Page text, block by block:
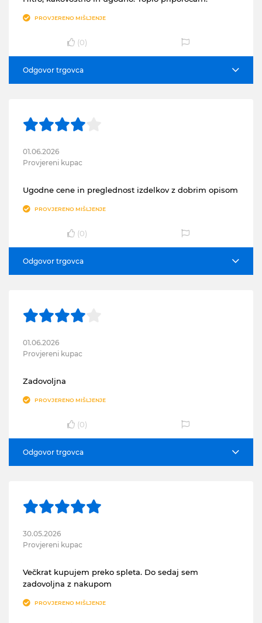
PROVJERENO MIŠLJENJE
(0)
Odgovor trgovca
01.06.2026
Provjereni kupac
Ugodne cene in preglednost izdelkov z dobrim opisom
PROVJERENO MIŠLJENJE
(0)
Odgovor trgovca
01.06.2026
Provjereni kupac
Zadovoljna
PROVJERENO MIŠLJENJE
(0)
Odgovor trgovca
30.05.2026
Provjereni kupac
Večkrat kupujem preko spleta. Do sedaj sem
zadovoljna z nakupom
PROVJERENO MIŠLJENJE